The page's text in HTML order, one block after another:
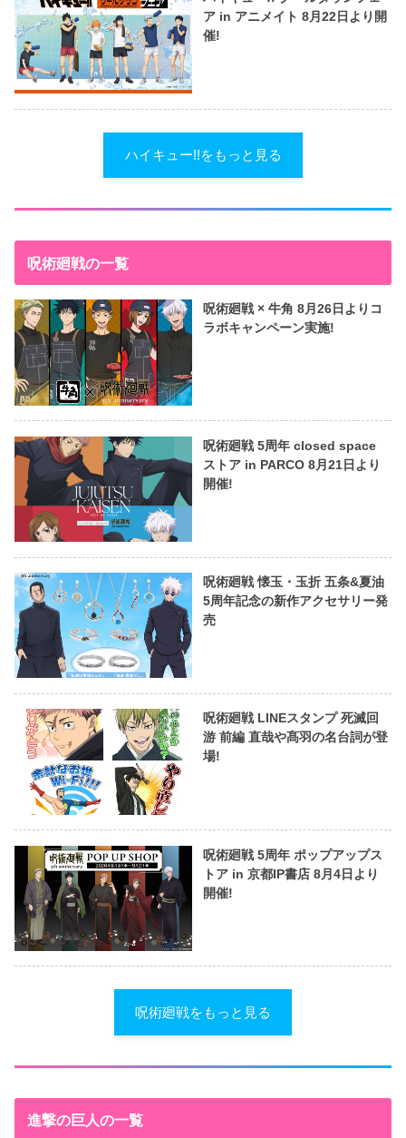
ア in アニメイト 8月22日より開
催!
ハイキュー!!をもっと見る
呪術廻戦の一覧
呪術廻戦 × 牛角 8月26日よりコ
ラボキャンペーン実施!
呪術廻戦 5周年 closed space
ストア in PARCO 8月21日より
開催!
呪術廻戦 懐玉・玉折 五条&夏油
5周年記念の新作アクセサリー発
売
呪術廻戦 LINEスタンプ 死滅回
游 前編 直哉や髙羽の名台詞が登
場!
呪術廻戦 5周年 ポップアップス
トア in 京都IP書店 8月4日より
開催!
呪術廻戦をもっと見る
進撃の巨人の一覧